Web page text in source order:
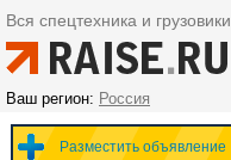
Вся спецтехника и грузовики
Ваш регион: Россия
Разместить объявление